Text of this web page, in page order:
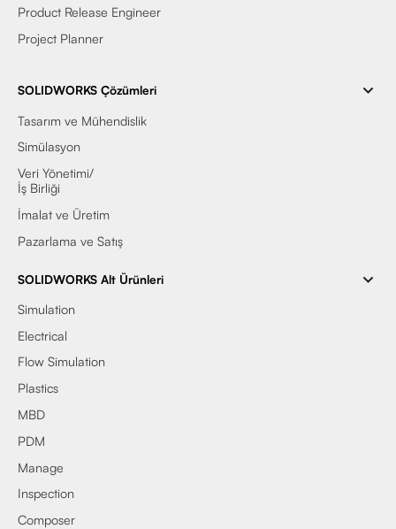
Product Release Engineer
Project Planner
SOLIDWORKS Çözümleri
Tasarım ve Mühendislik
Simülasyon
Veri Yönetimi/
İş Birliği
İmalat ve Üretim
Pazarlama ve Satış
SOLIDWORKS Alt Ürünleri
Simulation
Electrical
Flow Simulation
Plastics
MBD
PDM
Manage
Inspection
Composer